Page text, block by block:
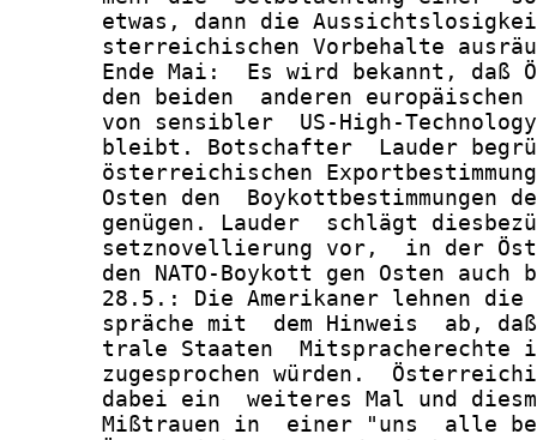
etwas, dann die
sterreichischen Vorbehalte
Ende Mai:  Es wird bekannt, daß
den beiden  anderen
von sensibler  US-High-
bleibt. Botschafter  Lauder
österreichischen
Osten den  Boykottbestimmungen
genügen. Lauder  schlägt
setznovellierung vor,  in der
den NATO-Boykott gen Osten auch
28.5.: Die Amerikaner lehnen
spräche mit  dem Hinweis  ab,
trale Staaten  Mitspracherechte
zugesprochen würden.
dabei ein  weiteres Mal und
Mißtrauen in  einer "uns  alle